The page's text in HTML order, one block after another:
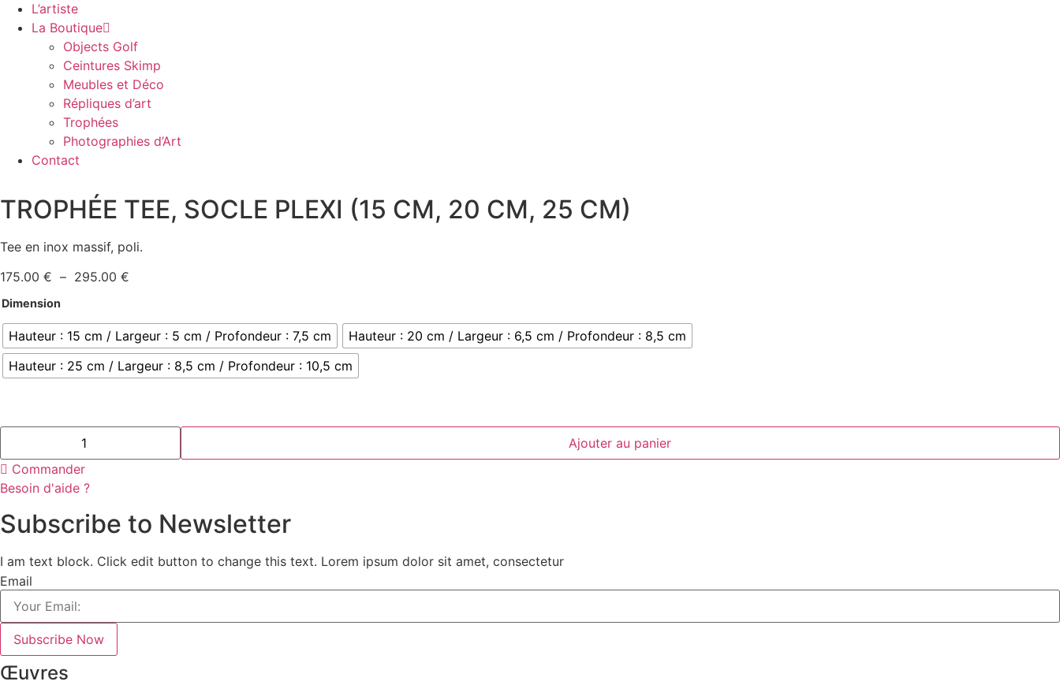
L’artiste
La Boutique
Objects Golf
Ceintures Skimp
Meubles et Déco
Répliques d’art
Trophées
Photographies d’Art
Contact
TROPHÉE TEE, SOCLE PLEXI (15 CM, 20 CM, 25 CM)
Tee en inox massif, poli.
175.00 € – 295.00 €
175.00 €
à
295.00 €
Dimension
Hauteur : 15 cm / Largeur : 5 cm / Profondeur : 7,5 cm
Hauteur : 20 cm / Largeur : 6,5 cm / Profondeur : 8,5 cm
Hauteur : 25 cm / Largeur : 8,5 cm / Profondeur : 10,5 cm
quantité
TROPHÉE
TEE,
SOCLE
PLEXI
CM,
20
25
CM)
Ajouter au panier
Commander
Besoin d'aide ?
Subscribe to Newsletter
I am text block. Click edit button to change this text. Lorem ipsum dolor sit amet, consectetur
Email
Subscribe Now
Œuvres